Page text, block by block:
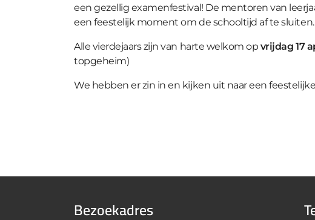
een gezellig examenfestival! De mentoren van
een feestelijk moment om de schooltijd af te sluiten.
Alle vierdejaars zijn van harte welkom op vrijdag 17
topgeheim)
We hebben er zin in en kijken uit naar een
Bezoekadres